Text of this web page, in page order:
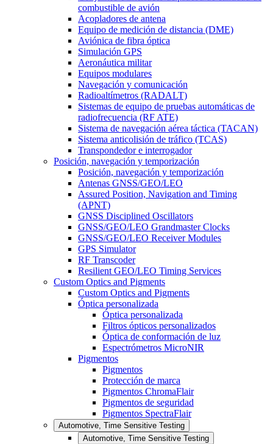
combustible de avión
Acopladores de antena
Equipo de medición de distancia (DME)
Aviónica de fibra óptica
Simulación GPS
Aeronáutica militar
Equipos modulares
Navegación y comunicación
Radioaltímetros (RADALT)
Sistemas de equipo de pruebas automáticas de
radiofrecuencia (RF ATE)
Sistema de navegación aérea táctica (TACAN)
Sistema anticolisión de tráfico (TCAS)
Transpondedor e interrogador
Posición, navegación y temporización
Posición, navegación y temporización
Antenas GNSS/GEO/LEO
Assured Position, Navigation and Timing
(APNT)
GNSS Disciplined Oscillators
GNSS/GEO/LEO Grandmaster Clocks
GNSS/GEO/LEO Receiver Modules
GPS Simulator
RF Transcoder
Resilient GEO/LEO Timing Services
Custom Optics and Pigments
Custom Optics and Pigments
Óptica personalizada
Óptica personalizada
Filtros ópticos personalizados
Óptica de conformación de luz
Espectrómetros MicroNIR
Pigmentos
Pigmentos
Protección de marca
Pigmentos ChromaFlair
Pigmentos de seguridad
Pigmentos SpectraFlair
Automotive, Time Sensitive Testing
Automotive, Time Sensitive Testing